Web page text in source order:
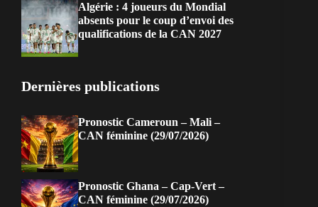
Algérie : 4 joueurs du Mondial
absents pour le coup d’envoi des
qualifications de la CAN 2027
Dernières publications
Pronostic Cameroun – Mali –
CAN féminine (29/07/2026)
Pronostic Ghana – Cap-Vert –
CAN féminine (29/07/2026)